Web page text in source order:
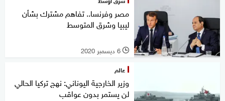
مصر وفرنسا.. تفاهم مشترك بشأن
ليبيا وشرق المتوسط
l 6 ديسمبر 2020
عالم
وزير الخارجية اليوناني: نهج تركيا الحالي
لن يستمر بدون عواقب